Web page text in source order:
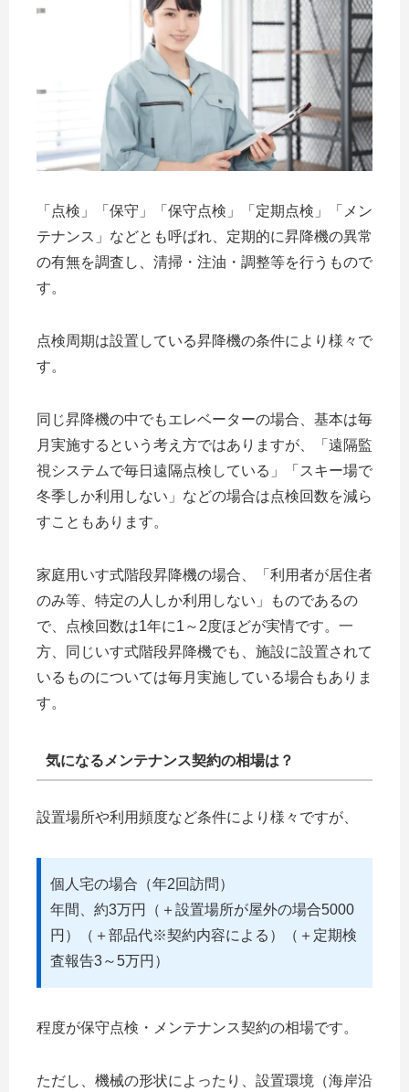
「点検」「保守」「保守点検」「定期点検」「メン
テナンス」などとも呼ばれ、定期的に昇降機の異常
の有無を調査し、清掃・注油・調整等を行うもので
す。
点検周期は設置している昇降機の条件により様々で
す。
同じ昇降機の中でもエレベーターの場合、基本は毎
月実施するという考え方ではありますが、「遠隔監
視システムで毎日遠隔点検している」「スキー場で
冬季しか利用しない」などの場合は点検回数を減ら
すこともあります。
家庭用いす式階段昇降機の場合、「利用者が居住者
のみ等、特定の人しか利用しない」ものであるの
で、点検回数は1年に1～2度ほどが実情です。一
方、同じいす式階段昇降機でも、施設に設置されて
いるものについては毎月実施している場合もありま
す。
気になるメンテナンス契約の相場は？
設置場所や利用頻度など条件により様々ですが、
個人宅の場合（年2回訪問）
年間、約3万円（＋設置場所が屋外の場合5000
円）（＋部品代※契約内容による）（＋定期検
査報告3～5万円）
程度が保守点検・メンテナンス契約の相場です。
ただし、機械の形状によったり、設置環境（海岸沿